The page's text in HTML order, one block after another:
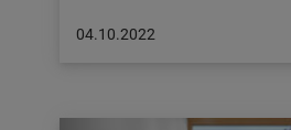
Objava
04.10.2022